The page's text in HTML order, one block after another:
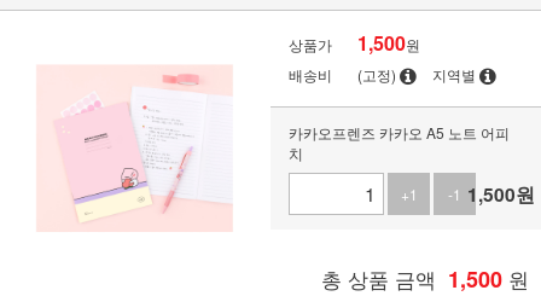
상품가 1,500원
배송비
(고정) 지역별
카카오프렌즈 카카오 A5 노트 어피
치
+1
-1 1,500원
총 상품 금액 1,500 원